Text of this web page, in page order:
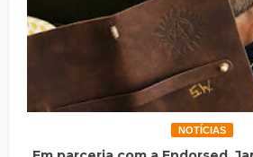
NOTÍCIAS